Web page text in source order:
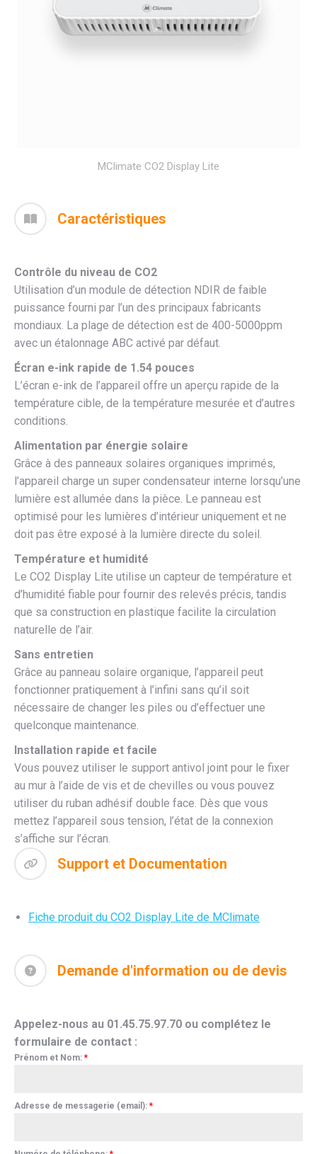
MClimate CO2 Display Lite
Caractéristiques
Contrôle du niveau de CO2
Utilisation d’un module de détection NDIR de faible
puissance fourni par l’un des principaux fabricants
mondiaux. La plage de détection est de 400-5000ppm
avec un étalonnage ABC activé par défaut.
Écran e-ink rapide de 1.54 pouces
L’écran e-ink de l’appareil offre un aperçu rapide de la
température cible, de la température mesurée et d’autres
conditions.
Alimentation par énergie solaire
Grâce à des panneaux solaires organiques imprimés,
l’appareil charge un super condensateur interne lorsqu’une
lumière est allumée dans la pièce. Le panneau est
optimisé pour les lumières d’intérieur uniquement et ne
doit pas être exposé à la lumière directe du soleil.
Température et humidité
Le CO2 Display Lite utilise un capteur de température et
d’humidité fiable pour fournir des relevés précis, tandis
que sa construction en plastique facilite la circulation
naturelle de l’air.
Sans entretien
Grâce au panneau solaire organique, l’appareil peut
fonctionner pratiquement à l’infini sans qu’il soit
nécessaire de changer les piles ou d’effectuer une
quelconque maintenance.
Installation rapide et facile
Vous pouvez utiliser le support antivol joint pour le fixer
au mur à l’aide de vis et de chevilles ou vous pouvez
utiliser du ruban adhésif double face. Dès que vous
mettez l’appareil sous tension, l’état de la connexion
s’affiche sur l’écran.
Support et Documentation
Fiche produit du CO2 Display Lite de MClimate
Demande d'information ou de devis
Appelez-nous au 01.45.75.97.70 ou complétez le
formulaire de contact :
Prénom et Nom: *
Adresse de messagerie (email): *